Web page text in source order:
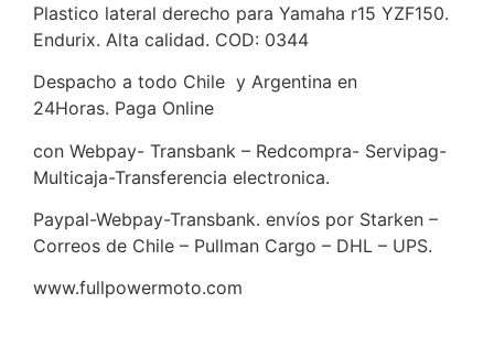
Plastico lateral derecho para Yamaha r15 YZF150.
Endurix. Alta calidad. COD: 0344
Despacho a todo Chile y Argentina en
24Horas. Paga Online
con Webpay- Transbank – Redcompra- Servipag-
Multicaja-Transferencia electronica.
Paypal-Webpay-Transbank. envíos por Starken –
Correos de Chile – Pullman Cargo – DHL – UPS.
www.fullpowermoto.com